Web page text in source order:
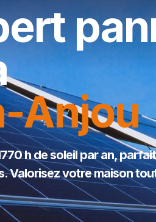
Anjou
h de soleil par an,
Valorisez votre maison